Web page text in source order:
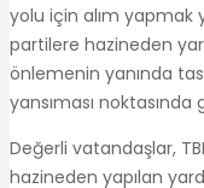
yolu için alım yapmak
partilere hazineden
önlemenin yanında
yansıması noktasında
Değerli vatandaşlar,
hazineden yapılan